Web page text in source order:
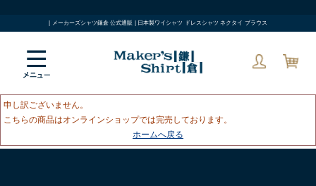
| メーカーズシャツ鎌倉 公式通販 | 日本製ワイシャツ ドレスシャツ ネクタイ ブラウス
申し訳ございません。
こちらの商品はオンラインショップでは完売しております。
ホームへ戻る